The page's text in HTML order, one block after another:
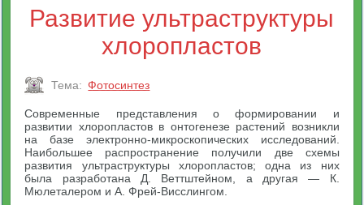
Развитие ультраструктуры
хлоропластов
Тема: Фотосинтез
Современные представления о формировании и
развитии хлоропластов в онтогенезе растений возникли
на базе электронно-микроскопических исследований.
Наибольшее распространение получили две схемы
развития ультраструктуры хлоропластов; одна из них
была разработана Д. Веттштейном, а другая — К.
Мюлеталером и А. Фрей-Висслингом.